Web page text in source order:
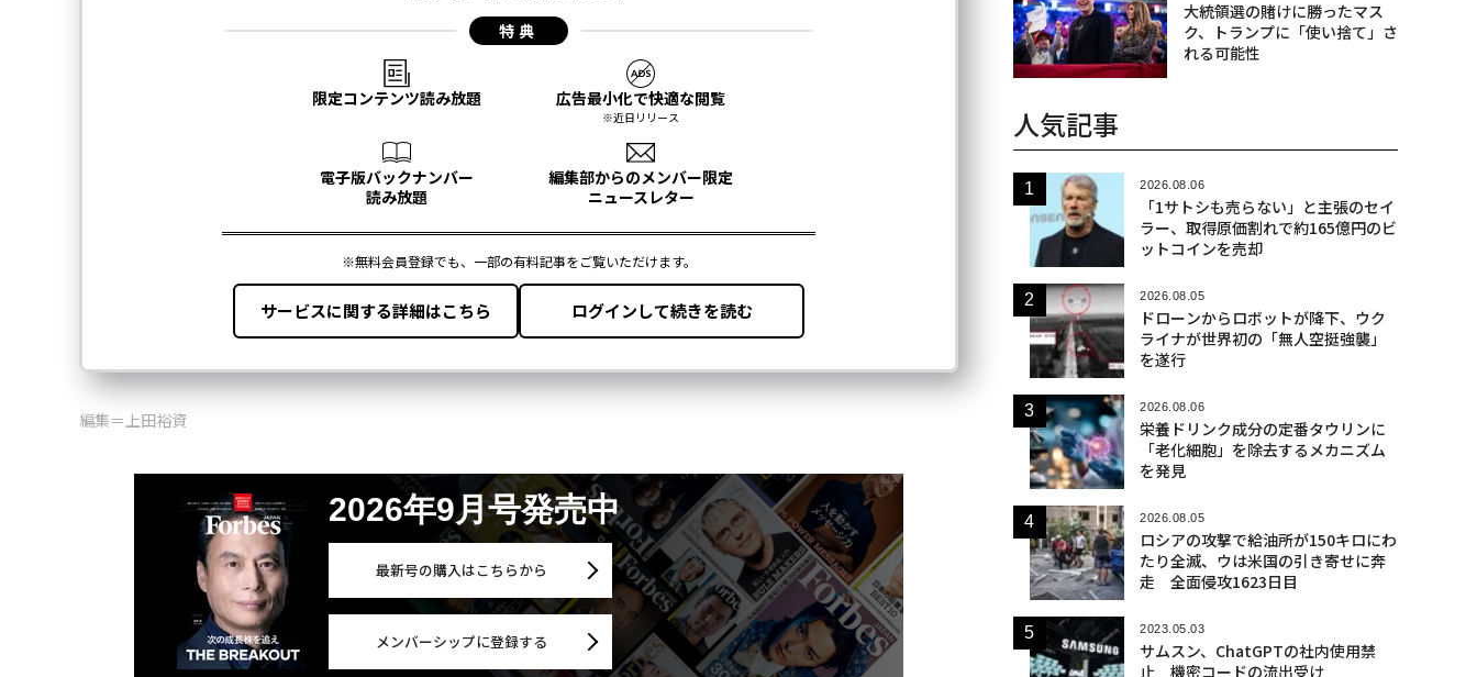
編集＝上田裕資
2026年9月号発売中
最新号の購入はこちらから
メンバーシップに登録する
大統領選の賭けに勝ったマス
ク、トランプに「使い捨て」さ
れる可能性
人気記事
2026.08.06
「1サトシも売らない」と主張のセイ
ラー、取得原価割れで約165億円のビ
ットコインを売却
2026.08.05
ドローンからロボットが降下、ウク
ライナが世界初の「無人空挺強襲」
を遂行
2026.08.06
栄養ドリンク成分の定番タウリンに
「老化細胞」を除去するメカニズム
を発見
2026.08.05
ロシアの攻撃で給油所が150キロにわ
たり全滅、ウは米国の引き寄せに奔
走 全面侵攻1623日目
2023.05.03
サムスン、ChatGPTの社内使用禁
止 機密コードの流出受け